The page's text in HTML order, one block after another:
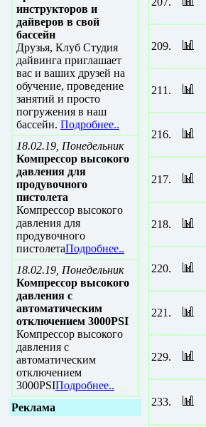
инструкторов и
дайверов в свой
бассейн
Друзья, Клуб Студия
дайвинга приглашает
вас и ваших друзей на
обучение, проведение
занятий и просто
погружения в наш
бассейн. Подробнее..
18.02.19, Понедельник
Компрессор высокого
давления для
продувочного
пистолета
Компрессор высокого
давления для
продувочного
пистолетаПодробнее..
18.02.19, Понедельник
Компрессор высокого
давления с
автоматическим
отключением 3000PSI
Компрессор высокого
давления с
автоматическим
отключением
3000PSIПодробнее..
Реклама
209.
211.
216.
217.
218.
220.
221.
229.
233.